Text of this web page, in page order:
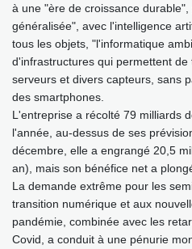
à une "ère de croissance
généralisée", avec l'intelligence
tous les objets, "l'informatique
d'infrastructures qui permettent
serveurs et divers capteurs, sans
des smartphones.
L'entreprise a récolté 79 milliards
l'année, au-dessus de ses
décembre, elle a engrangé 20,5
an), mais son bénéfice net a
La demande extrême pour les
transition numérique et aux
pandémie, combinée avec les
Covid, a conduit à une pénurie